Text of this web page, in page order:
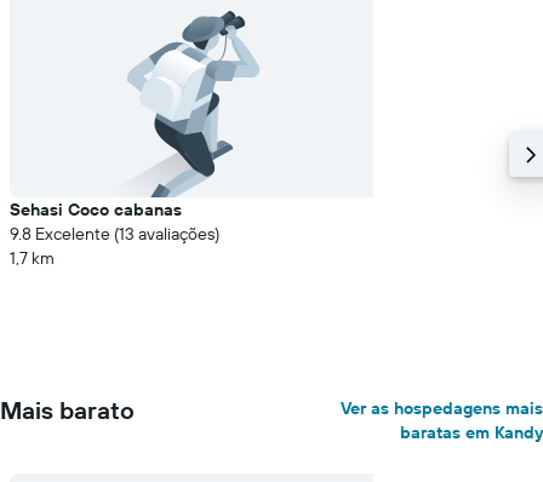
Sehasi Coco cabanas
9.8 Excelente (13 avaliações)
1,7 km
Mais barato
Ver as hospedagens mais
baratas em Kandy